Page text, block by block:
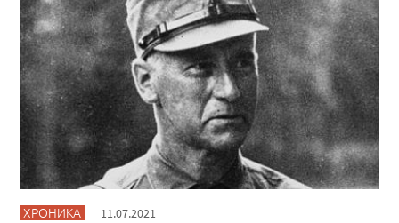
ХРОНИКА 11.07.2021